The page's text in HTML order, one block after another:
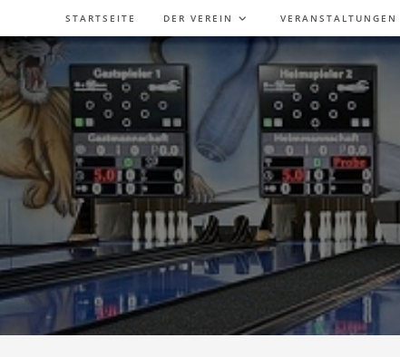
Inhalt
springen
STARTSEITE DER VEREIN VERANSTALTUNGEN